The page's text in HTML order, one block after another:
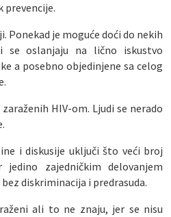
prevencije.
je moguće doći do nekih
se oslanjaju na lično iskustvo
a posebno objedinjene sa celog
HIV-om. Ljudi se nerado
i diskusije uključi što veći broj
zajedničkim delovanjem
diskriminacija i predrasuda.
ali to ne znaju, jer se nisu